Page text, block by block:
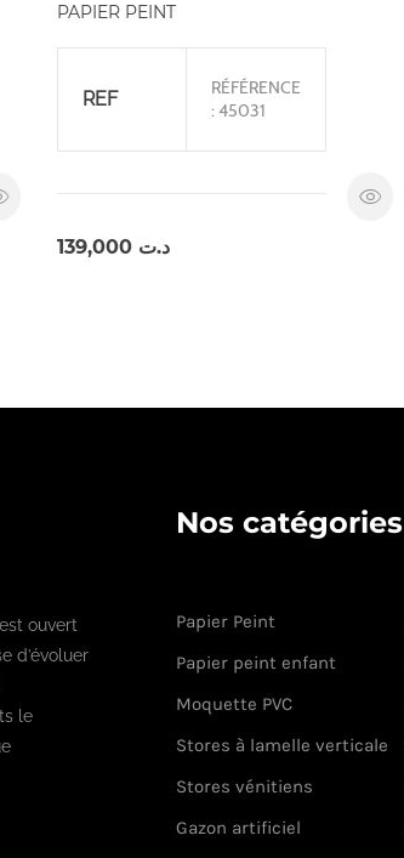
PAPIER PEINT
REF
RÉFÉRENCE
: 45031
د.ت 139,000
ouvert
d’évoluer
le
Nos catégories
Papier Peint
Papier peint enfant
Moquette PVC
Stores à lamelle verticale
Stores vénitiens
Gazon artificiel